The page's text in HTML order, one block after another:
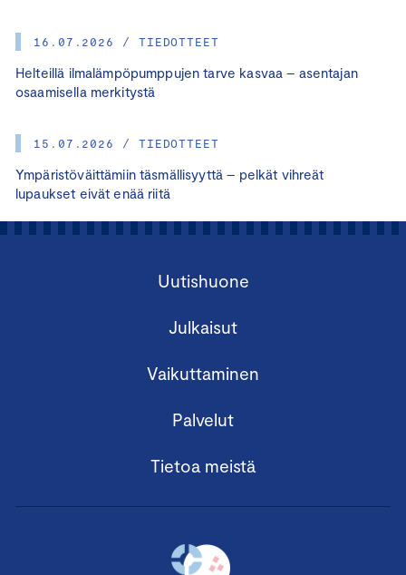
16.07.2026 / TIEDOTTEET
Helteillä ilmalämpöpumppujen tarve kasvaa – asentajan
osaamisella merkitystä
15.07.2026 / TIEDOTTEET
Ympäristöväittämiin täsmällisyyttä – pelkät vihreät
lupaukset eivät enää riitä
Uutishuone
Julkaisut
Vaikuttaminen
Palvelut
Tietoa meistä